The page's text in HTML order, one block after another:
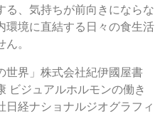
る、気持ちが前向きにならな
環境に直結する日々の食生活
。
世界」株式会社紀伊國屋書
ビジュアルホルモンの働き
経ナショナルジオグラフィ